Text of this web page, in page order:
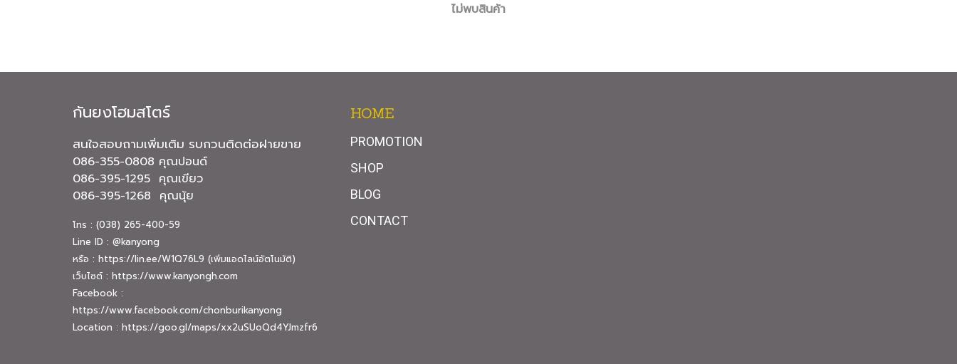
ไม่พบสินค้า
กันยงโฮมสโตร์
สนใจสอบถามเพิ่มเติม รบกวนติดต่อฝายขาย
086-355-0808 คุณปอนด์
086-395-1295 คุณเขียว
086-395-1268 คุณนุ้ย
โทร : (038) 265-400-59
Line ID : @kanyong
หรือ : https://lin.ee/W1Q76L9 (เพิ่มแอดไลน์อัตโนมัติ)
เว็บไซต์ : https://www.kanyongh.com
Facebook :
https://www.facebook.com/chonburikanyong
Location : https://goo.gl/maps/xx2uSUoQd4YJmzfr6
HOME
PROMOTION
SHOP
BLOG
CONTACT